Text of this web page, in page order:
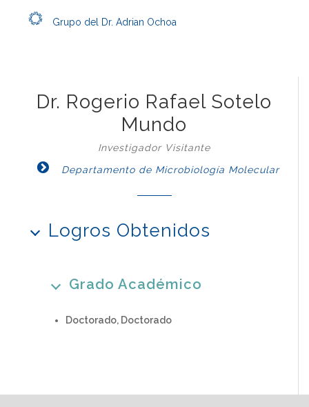
Grupo del Dr. Adrian Ochoa
Dr. Rogerio Rafael Sotelo
Mundo
Investigador Visitante
Departamento de Microbiología Molecular
Logros Obtenidos
Grado Académico
Doctorado, Doctorado